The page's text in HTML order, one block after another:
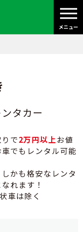
メニュー
タカー
で2万円以上お値
でもレンタル可能
かも格安なレンタ
れます！
車は除く